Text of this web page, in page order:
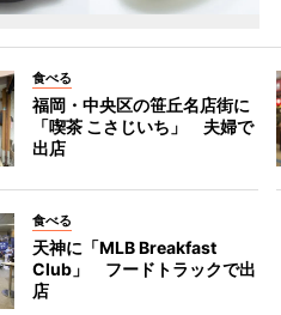
食べる
福岡・中央区の笹丘名店街に
「喫茶 こさじいち」 夫婦で
出店
食べる
天神に「MLB Breakfast
Club」 フードトラックで出
店